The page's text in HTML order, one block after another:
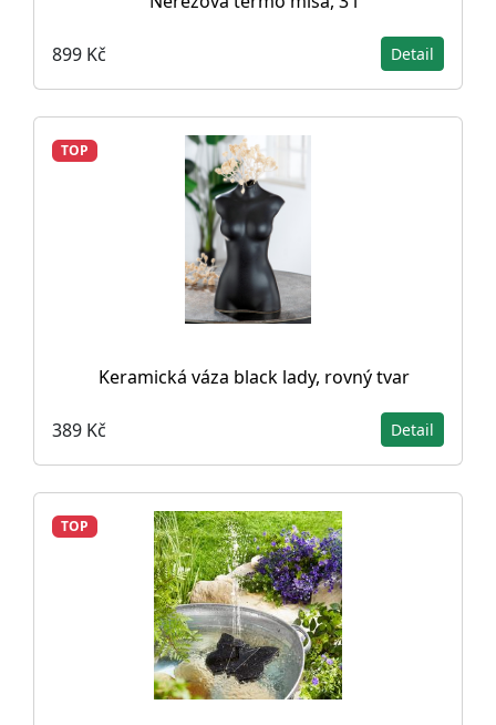
899 Kč Detail
TOP
Keramická váza black lady, rovný tvar
389 Kč Detail
TOP